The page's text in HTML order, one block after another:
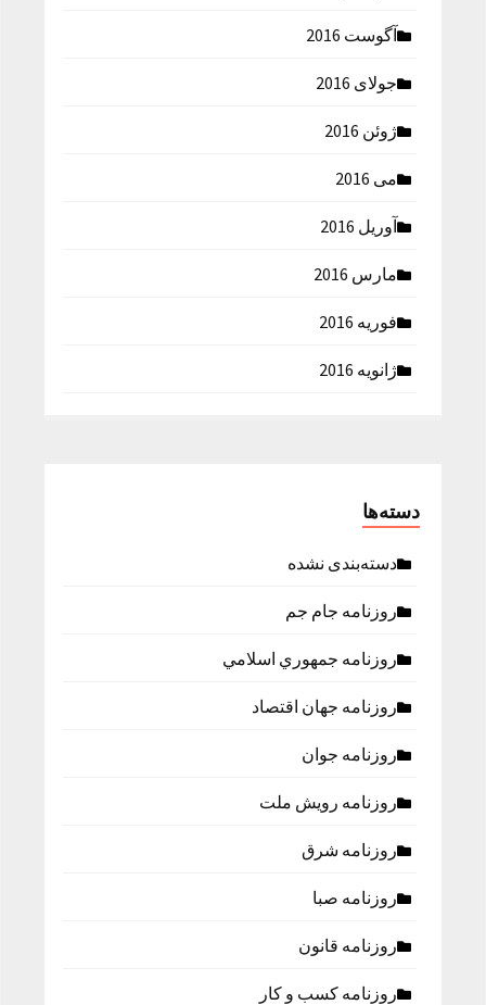
آگوست 2016
جولای 2016
ژوئن 2016
می 2016
آوریل 2016
مارس 2016
فوریه 2016
ژانویه 2016
دسته‌ها
دسته‌بندی نشده
روزنامه جام جم
روزنامه جمهوري اسلامي
روزنامه جهان اقتصاد
روزنامه جوان
روزنامه رویش ملت
روزنامه شرق
روزنامه صبا
روزنامه قانون
روزنامه كسب و كار